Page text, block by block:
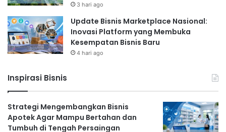
3 hari ago
Update Bisnis Marketplace Nasional:
Inovasi Platform yang Membuka
Kesempatan Bisnis Baru
4 hari ago
Inspirasi Bisnis
Strategi Mengembangkan Bisnis
Apotek Agar Mampu Bertahan dan
Tumbuh di Tengah Persaingan